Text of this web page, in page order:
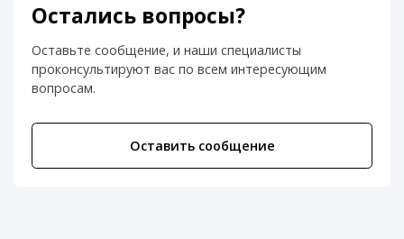
Остались вопросы?
Оставьте сообщение, и наши специалисты
проконсультируют вас по всем интересующим
вопросам.
Оставить сообщение